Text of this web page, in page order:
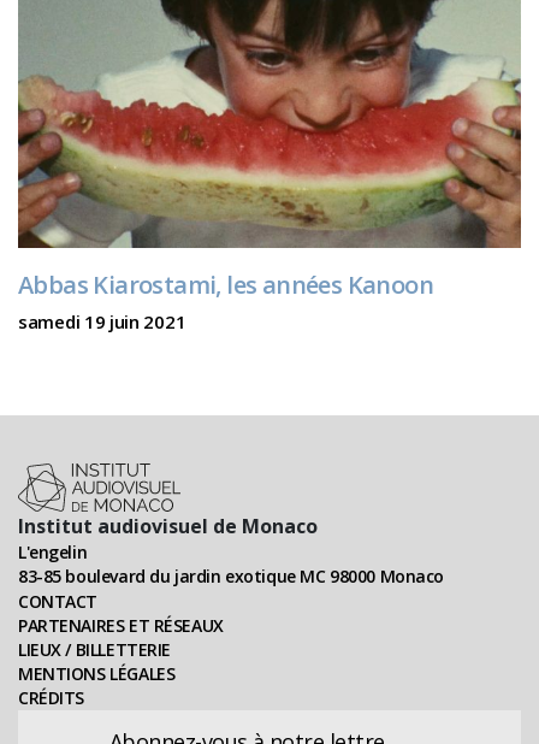
Abbas Kiarostami, les années Kanoon
samedi 19 juin 2021
Institut audiovisuel de Monaco
L'engelin
83-85 boulevard du jardin exotique MC 98000 Monaco
CONTACT
PARTENAIRES ET RÉSEAUX
LIEUX / BILLETTERIE
MENTIONS LÉGALES
CRÉDITS